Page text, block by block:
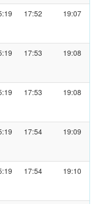
17:52 19:07
17:53 19:08
17:53 19:08
17:54 19:09
17:54 19:10